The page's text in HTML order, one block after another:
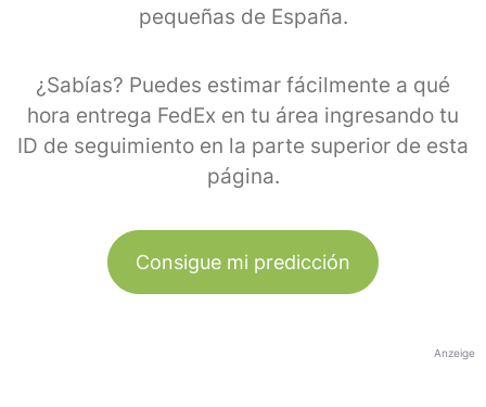
pequeñas de España.
¿Sabías? Puedes estimar fácilmente a qué
hora entrega FedEx en tu área ingresando tu
ID de seguimiento en la parte superior de esta
página.
Consigue mi predicción
Anzeige